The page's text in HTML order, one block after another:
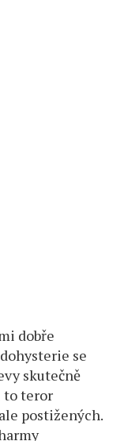
dobře
se
skutečně
to teror
postižených.